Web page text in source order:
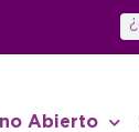
Abierto